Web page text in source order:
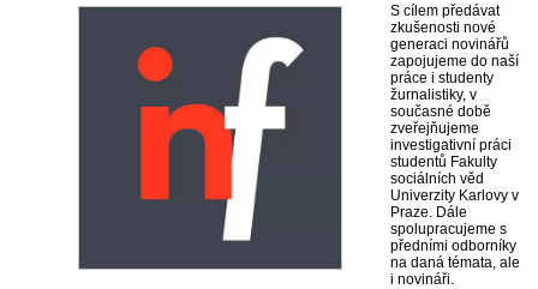
S cílem předávat
zkušenosti nové
generaci novinářů
zapojujeme do naší
práce i studenty
žurnalistiky, v
současné době
zveřejňujeme
investigativní práci
studentů Fakulty
sociálních věd
Univerzity Karlovy v
Praze. Dále
spolupracujeme s
předními odborníky
na daná témata, ale
i novináři.